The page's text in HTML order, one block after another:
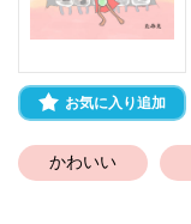
お気に入り追加
かわいい